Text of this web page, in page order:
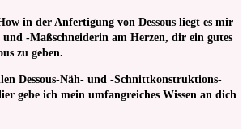
in der Anfertigung von Dessous liegt es mir
und -Maßschneiderin am Herzen, dir ein gutes
zu geben.
Dessous-Näh- und -Schnitt­kon­struktions­
gebe ich mein umfangreiches Wissen an dich